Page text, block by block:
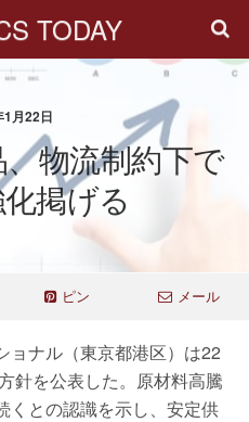
TODAY
月22日
物流制約下で
掲げる
ピン メール
ョナル（東京都港区）は22
針を公表した。原材料高騰
くとの認識を示し、安定供